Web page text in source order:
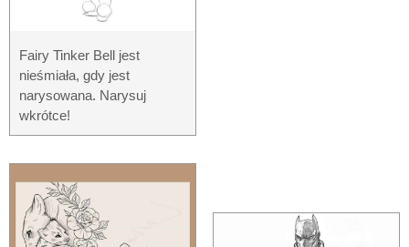
Fairy Tinker Bell jest
nieśmiała, gdy jest
narysowana. Narysuj
wkrótce!